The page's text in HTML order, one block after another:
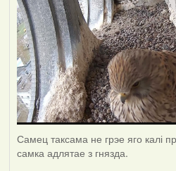
Самец таксама не грэе яго калі
самка адлятае з гнязда.